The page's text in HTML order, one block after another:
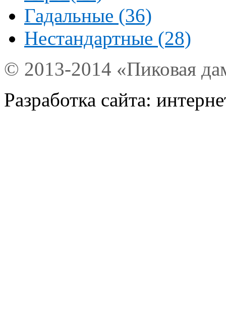
Гадальные (36)
Нестандартные (28)
© 2013-2014 «Пиковая
Разработка сайта: